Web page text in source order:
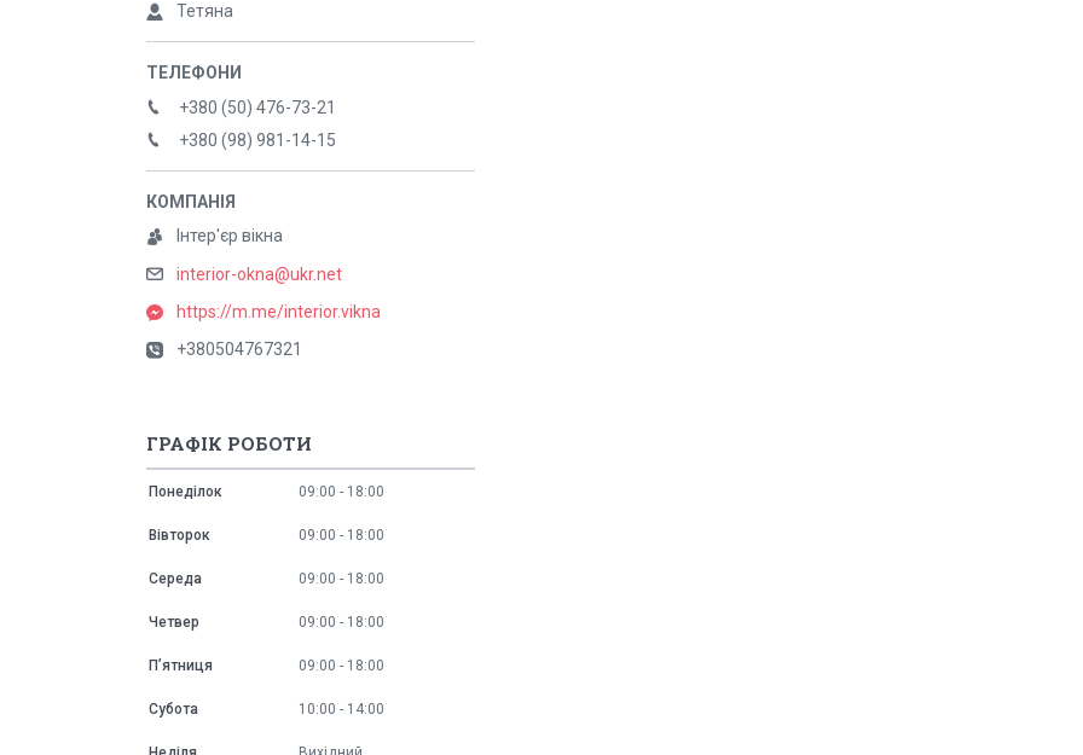
Тетяна
+380 (50) 476-73-21
+380 (98) 981-14-15
Інтер'єр вікна
interior-okna@ukr.net
https://m.me/interior.vikna
+380504767321
ГРАФІК РОБОТИ
Понеділок 09:00 18:00
Вівторок 09:00 18:00
Середа 09:00 18:00
Четвер 09:00 18:00
Пʼятниця 09:00 18:00
Субота 10:00 14:00